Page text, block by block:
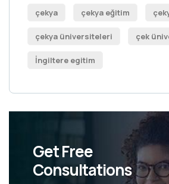
çekya çekya eğitim
çekya üniversiteleri çek
İngiltere egitim
Get Free
Consultations